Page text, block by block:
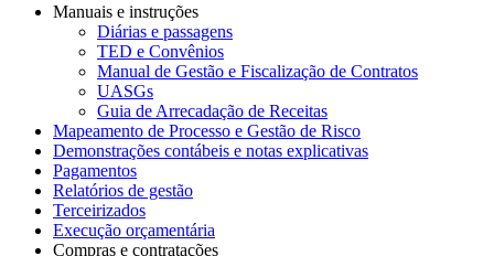
Manuais e instruções
Diárias e passagens
TED e Convênios
Manual de Gestão e Fiscalização de Contratos
UASGs
Guia de Arrecadação de Receitas
Mapeamento de Processo e Gestão de Risco
Demonstrações contábeis e notas explicativas
Pagamentos
Relatórios de gestão
Terceirizados
Execução orçamentária
Compras e contratações